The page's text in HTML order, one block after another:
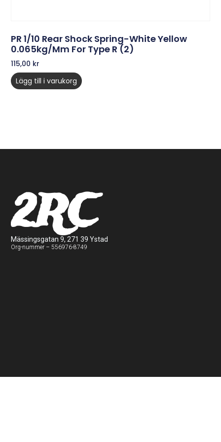
PR 1/10 Rear Shock Spring-White Yellow
0.065kg/mm For Type R (2)
115,00 kr
Lägg till i varukorg
2RC
Mässingsgatan 9, 271 39 Ystad
Org-nummer – 556976-8749